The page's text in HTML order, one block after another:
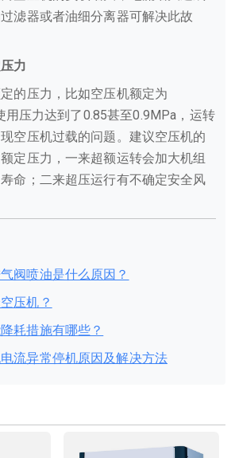
滤器或者油细分离器可解决此故
力
的压力，比如空压机额定为
用压力达到了0.85甚至0.9MPa，运转
空压机过载的问题。建议空压机的
定压力，一来超额运转会加大机组
命；二来超压运行有不确定安全风
阀喷油是什么原因？
压机？
耗措施有哪些？
流异常停机原因及解决方法